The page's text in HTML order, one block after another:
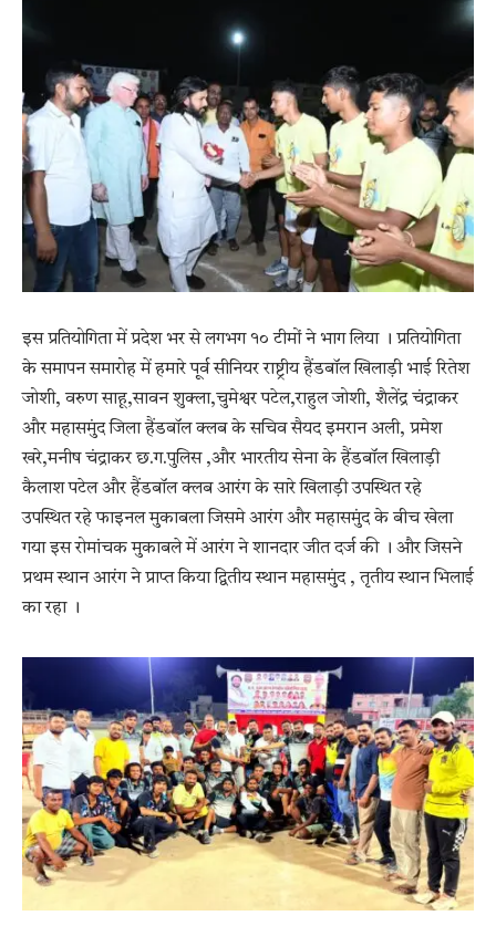
इस प्रतियोगिता में प्रदेश भर से लगभग १० टीमों ने भाग लिया । प्रतियोगिता
के समापन समारोह में हमारे पूर्व सीनियर राष्ट्रीय हैंडबॉल खिलाड़ी भाई रितेश
जोशी, वरुण साहू,सावन शुक्ला,चुमेश्वर पटेल,राहुल जोशी, शैलेंद्र चंद्राकर
और महासमुंद जिला हैंडबॉल क्लब के सचिव सैयद इमरान अली, प्रमेश
खरे,मनीष चंद्राकर छ.ग.पुलिस ,और भारतीय सेना के हैंडबॉल खिलाड़ी
कैलाश पटेल और हैंडबॉल क्लब आरंग के सारे खिलाड़ी उपस्थित रहे
उपस्थित रहे फाइनल मुकाबला जिसमे आरंग और महासमुंद के बीच खेला
गया इस रोमांचक मुकाबले में आरंग ने शानदार जीत दर्ज की । और जिसने
प्रथम स्थान आरंग ने प्राप्त किया द्वितीय स्थान महासमुंद , तृतीय स्थान भिलाई
का रहा ।